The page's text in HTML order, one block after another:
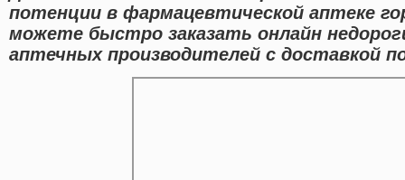
потенции в фармацевтической аптеке
можете быстро заказать онлайн
аптечных производителей с доставкой